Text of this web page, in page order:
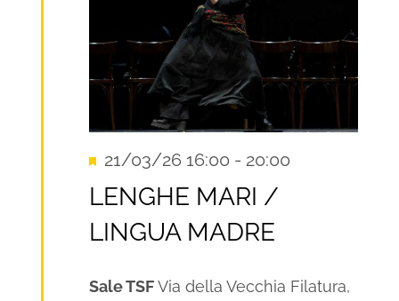
Segnalati
21/03/26 16:00 - 20:00
LENGHE MARI /
LINGUA MADRE
Sale TSFVia della Vecchia Filatura,